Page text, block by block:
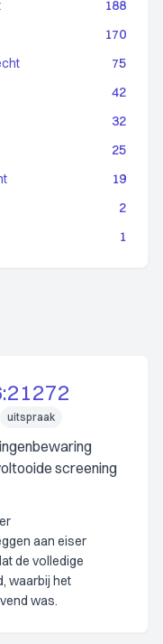
188
170
75
42
32
25
19
2
1
uitspraak
screening
aan eiser
de volledige
waarbij het
was.